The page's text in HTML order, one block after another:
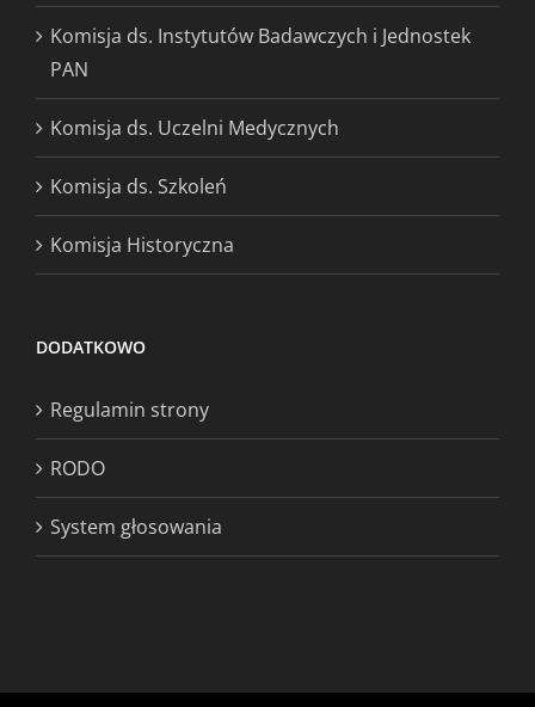
Komisja ds. Instytutów Badawczych i Jednostek
PAN
Komisja ds. Uczelni Medycznych
Komisja ds. Szkoleń
Komisja Historyczna
DODATKOWO
Regulamin strony
RODO
System głosowania